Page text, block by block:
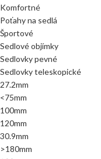
Komfortné
Poťahy na sedlá
Športové
Sedlové objímky
Sedlovky pevné
Sedlovky teleskopické
27.2mm
<75mm
100mm
120mm
30.9mm
>180mm